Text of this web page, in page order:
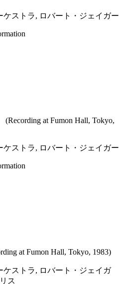
ストラ, ロバート・ジェイガー
at Fumon Hall, Tokyo,
ストラ, ロバート・ジェイガー
at Fumon Hall, Tokyo, 1983)
ケストラ, ロバート・ジェイガ
ス